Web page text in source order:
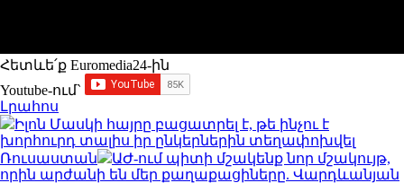
Հետևե՛ք Euromedia24-ին
Youtube-ում`
Լրահոս
Իլոն Մասկի հայրը բացատրել է, թե ինչու է
խորհուրդ տալիս իր ընկերներին տեղափոխվել
Ռուսաստան
ԱԺ-ում պիտի մշակենք նոր մշակույթ,
որին արժանի են մեր քաղաքացիները. Վարդևանյան